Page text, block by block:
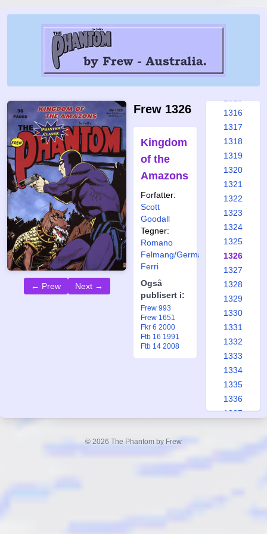
← Prew Next →
Frew 1326
Kingdom
of the
Amazons
Forfatter:
Scott
Goodall
Tegner:
Romano
Felmang/Germano
Ferri
Også
publisert i:
Frew 993
Frew 1651
Fkr 6 2000
Ftb 16 1991
Ftb 14 2008
1309
1310
1316
1317
1318
1319
1320
1321
1322
1323
1324
1325
1326
1327
1328
1329
1330
1331
1332
1333
1334
1335
1336
1337
© 2026 The Phantom by Frew